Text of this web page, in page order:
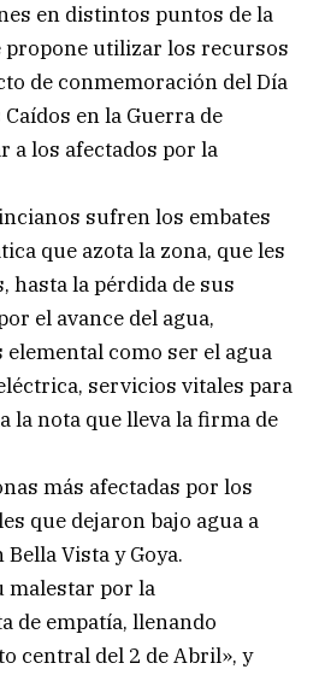
en distintos puntos de la
propone utilizar los recursos
de conmemoración del Día
en la Guerra de
a los afectados por la
sufren los embates
que azota la zona, que les
hasta la pérdida de sus
el avance del agua,
como ser el agua
servicios vitales para
la nota que lleva la firma de
más afectadas por los
que dejaron bajo agua a
Vista y Goya.
malestar por la
de empatía, llenando
central del 2 de Abril», y